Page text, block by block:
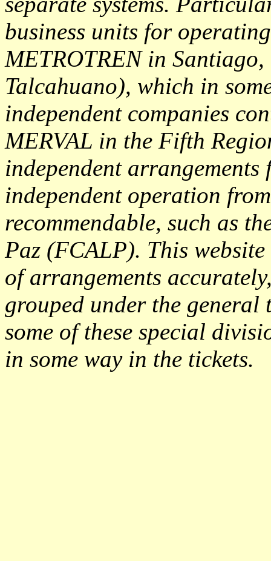
business units for
METROTREN in
Talcahuano), which in
independent companies
MERVAL in the Fifth
independent
independent operation
recommendable, such as
Paz (FCALP). This
of arrangements
grouped under the
some of these special
in some way in the tickets.